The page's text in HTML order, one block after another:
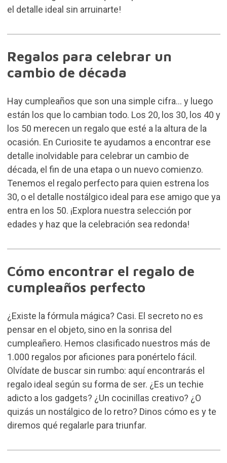
el detalle ideal sin arruinarte!
Regalos para celebrar un
cambio de década
Hay cumpleaños que son una simple cifra... y luego
están los que lo cambian todo. Los 20, los 30, los 40 y
los 50 merecen un regalo que esté a la altura de la
ocasión. En Curiosite te ayudamos a encontrar ese
detalle inolvidable para celebrar un cambio de
década, el fin de una etapa o un nuevo comienzo.
Tenemos el regalo perfecto para quien estrena los
30, o el detalle nostálgico ideal para ese amigo que ya
entra en los 50. ¡Explora nuestra selección por
edades y haz que la celebración sea redonda!
Cómo encontrar el regalo de
cumpleaños perfecto
¿Existe la fórmula mágica? Casi. El secreto no es
pensar en el objeto, sino en la sonrisa del
cumpleañero. Hemos clasificado nuestros más de
1.000 regalos por aficiones para ponértelo fácil.
Olvídate de buscar sin rumbo: aquí encontrarás el
regalo ideal según su forma de ser. ¿Es un techie
adicto a los gadgets? ¿Un cocinillas creativo? ¿O
quizás un nostálgico de lo retro? Dinos cómo es y te
diremos qué regalarle para triunfar.